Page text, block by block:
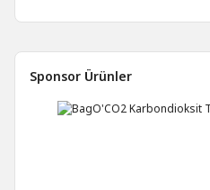
Sponsor Ürünler